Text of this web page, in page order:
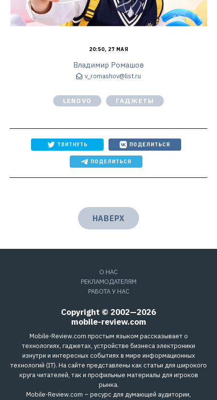
20:50, 27 МАЯ
Владимир Ромашов
v_romashov@list.ru
LENOVO ГАДЖЕТЫ
ТВИТНУТЬ ПОДЕЛИТЬСЯ
ПОДЕЛИТЬСЯ
НАВЕРХ
О НАС
РЕКЛАМОДАТЕЛЯМ
РАБОТА У НАС
Copyright © 2002—2026
mobile-review.com
Mobile-Review.com простым языком рассказывает о
технологиях, гаджетах, устройстве бизнеса электроники
изнутри и интересных событиях в мире информационных
технологий (IT). На сайте представлены как статьи для широкого
круга читателей, так и профильные материалы для игроков
рынка.
Mobile-Review.com – ресурс для думающей аудитории,